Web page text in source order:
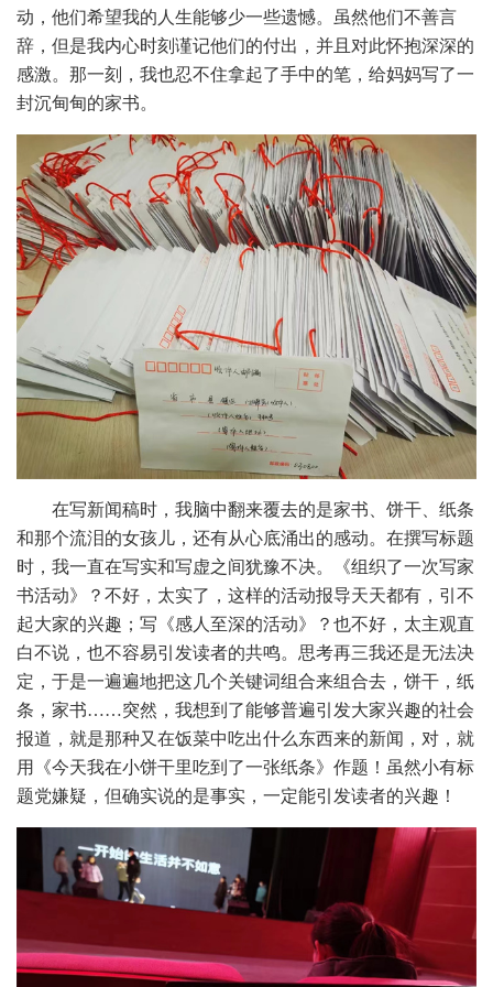
动，他们希望我的人生能够少一些遗憾。虽然他们不善言
辞，但是我内心时刻谨记他们的付出，并且对此怀抱深深的
感激。那一刻，我也忍不住拿起了手中的笔，给妈妈写了一
封沉甸甸的家书。
在写新闻稿时，我脑中翻来覆去的是家书、饼干、纸条
和那个流泪的女孩儿，还有从心底涌出的感动。在撰写标题
时，我一直在写实和写虚之间犹豫不决。《组织了一次写家
书活动》？不好，太实了，这样的活动报导天天都有，引不
起大家的兴趣；写《感人至深的活动》？也不好，太主观直
白不说，也不容易引发读者的共鸣。思考再三我还是无法决
定，于是一遍遍地把这几个关键词组合来组合去，饼干，纸
条，家书……突然，我想到了能够普遍引发大家兴趣的社会
报道，就是那种又在饭菜中吃出什么东西来的新闻，对，就
用《今天我在小饼干里吃到了一张纸条》作题！虽然小有标
题党嫌疑，但确实说的是事实，一定能引发读者的兴趣！